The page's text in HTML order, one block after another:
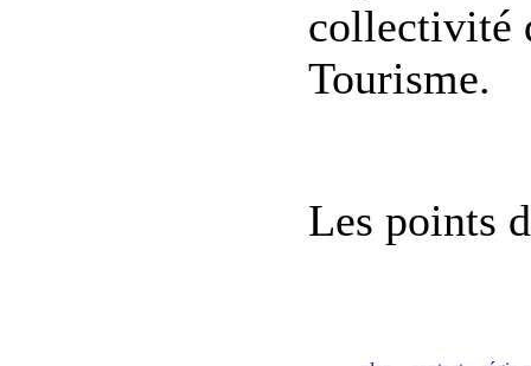
collectivité
Tourisme.
Les points